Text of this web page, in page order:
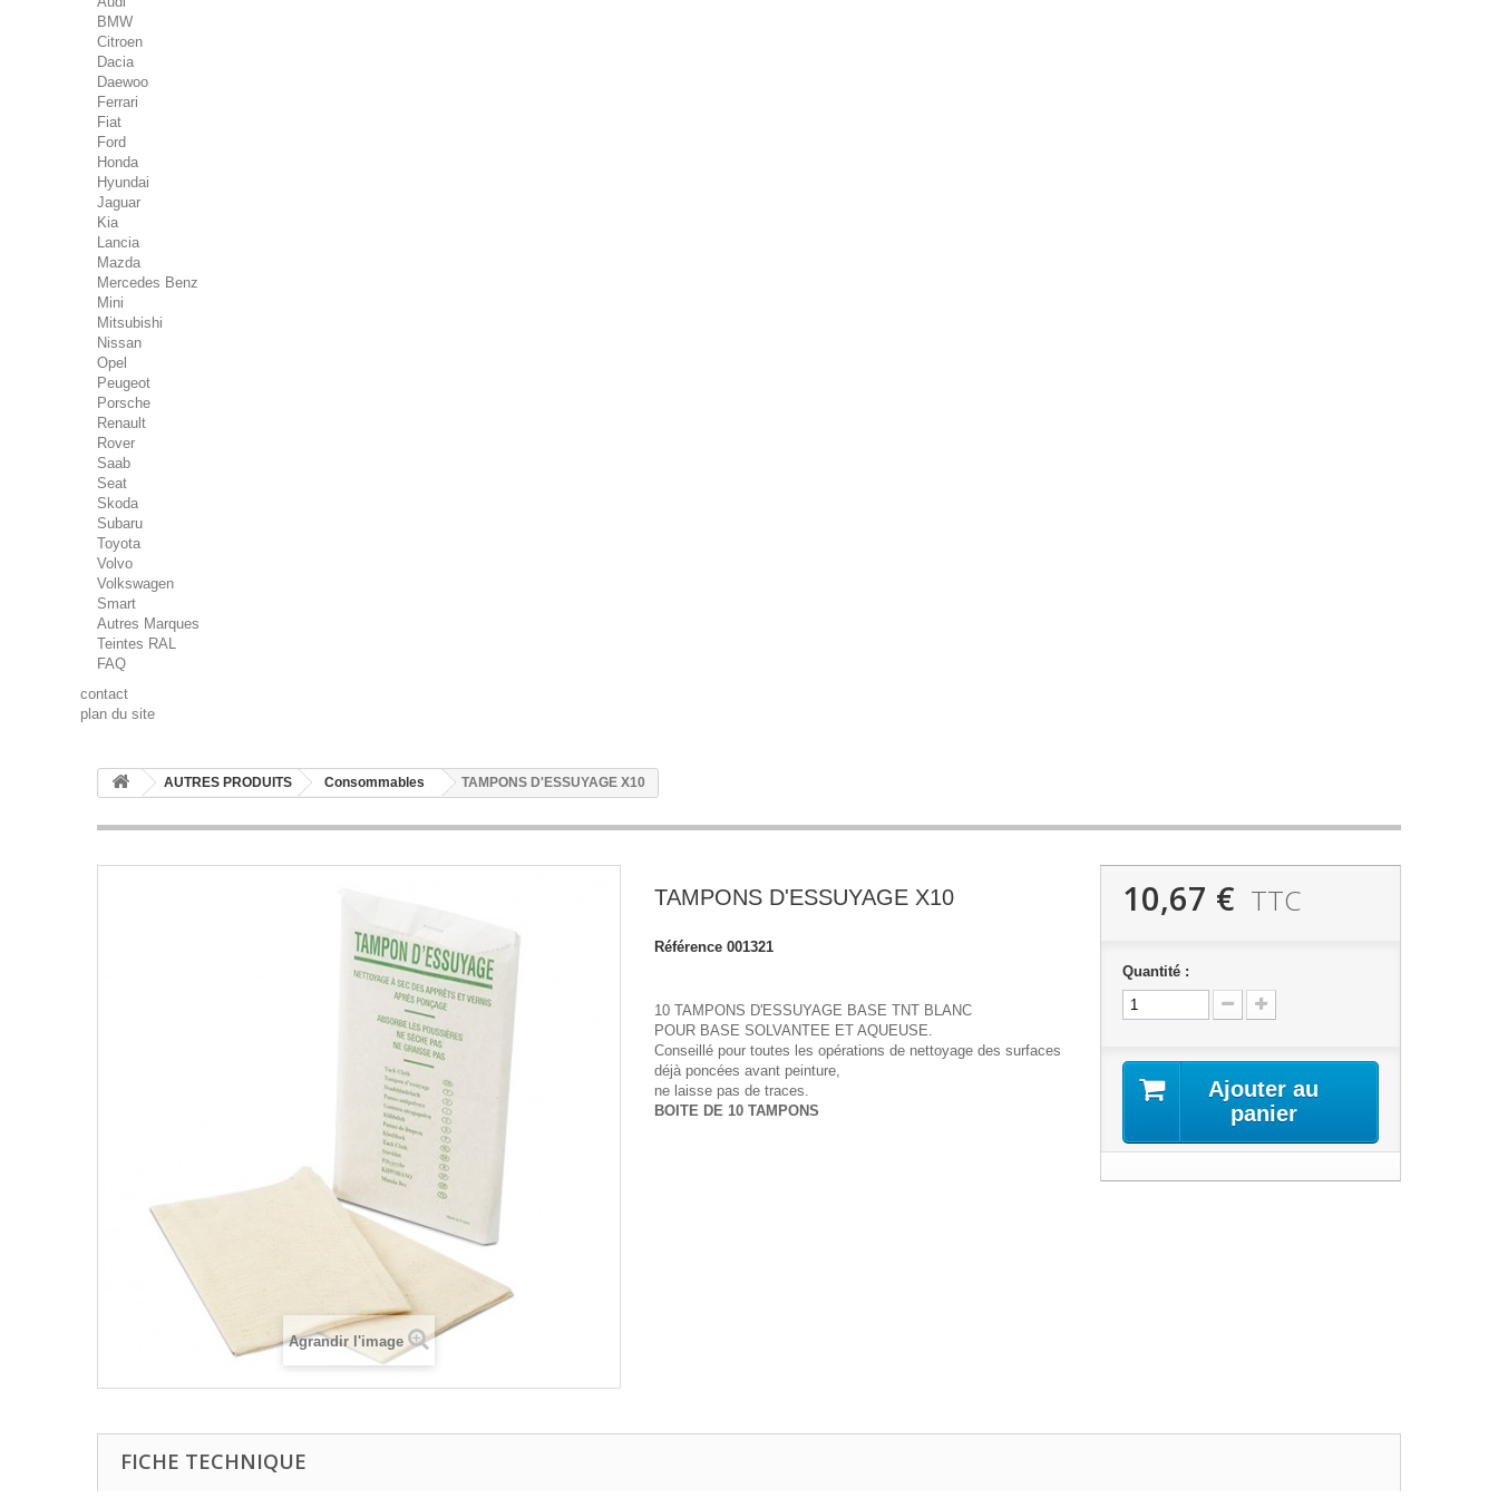
BMW
Citroen
Dacia
Daewoo
Ferrari
Fiat
Ford
Honda
Hyundai
Jaguar
Kia
Lancia
Mazda
Mercedes Benz
Mini
Mitsubishi
Nissan
Opel
Peugeot
Porsche
Renault
Rover
Saab
Seat
Skoda
Subaru
Toyota
Volvo
Volkswagen
Smart
Autres Marques
Teintes RAL
FAQ
contact
plan du site
AUTRES PRODUITS Consommables TAMPONS D'ESSUYAGE X10
Agrandir l'image
TAMPONS D'ESSUYAGE X10
Référence 001321
10 TAMPONS D'ESSUYAGE BASE TNT BLANC
POUR BASE SOLVANTEE ET AQUEUSE.
Conseillé pour toutes les opérations de nettoyage des surfaces
déjà poncées avant peinture,
ne laisse pas de traces.
BOITE DE 10 TAMPONS
10,67 € TTC
Quantité :
Ajouter au
panier
FICHE TECHNIQUE